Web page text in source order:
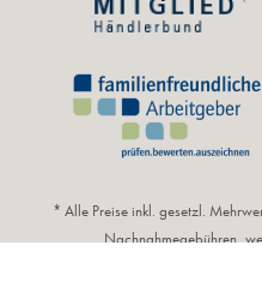
* Alle Preise inkl. gesetzl.
Nachnahmegebühren,